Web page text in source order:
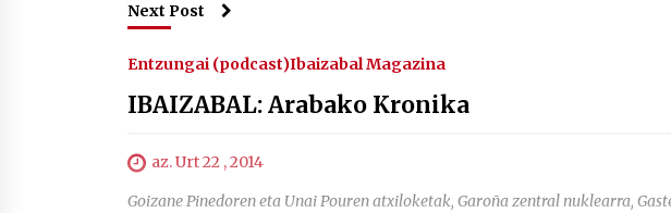
Next Post
Entzungai (podcast)Ibaizabal Magazina
IBAIZABAL: Arabako Kronika
az. Urt 22 , 2014
Goizane Pinedoren eta Unai Pouren atxiloketak, Garoña zentral nuklearra,